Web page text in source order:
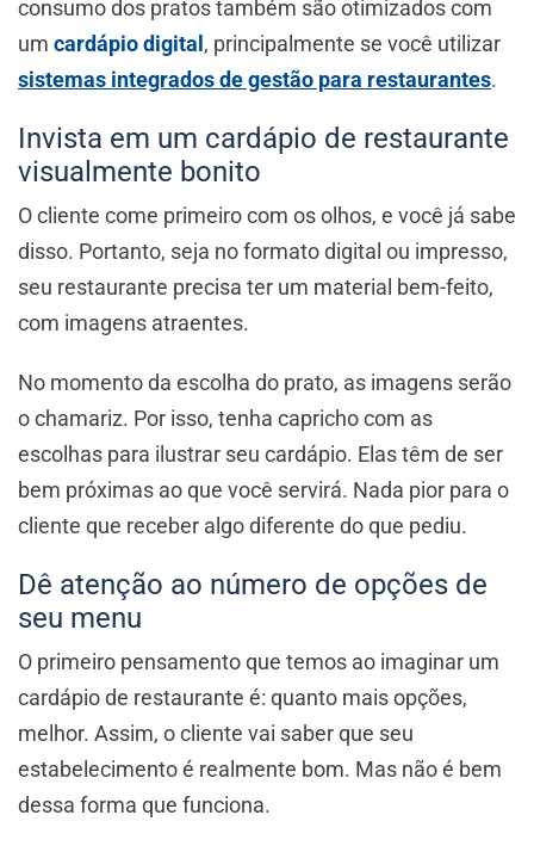
consumo dos pratos também são otimizados com
um cardápio digital , principalmente se você utilizar
sistemas integrados de gestão para restaurantes.
Invista em um cardápio de restaurante
visualmente bonito
O cliente come primeiro com os olhos, e você já sabe
disso. Portanto, seja no formato digital ou impresso,
seu restaurante precisa ter um material bem-feito,
com imagens atraentes.
No momento da escolha do prato, as imagens serão
o chamariz. Por isso, tenha capricho com as
escolhas para ilustrar seu cardápio. Elas têm de ser
bem próximas ao que você servirá. Nada pior para o
cliente que receber algo diferente do que pediu.
Dê atenção ao número de opções de
seu menu
O primeiro pensamento que temos ao imaginar um
cardápio de restaurante é: quanto mais opções,
melhor. Assim, o cliente vai saber que seu
estabelecimento é realmente bom. Mas não é bem
dessa forma que funciona.